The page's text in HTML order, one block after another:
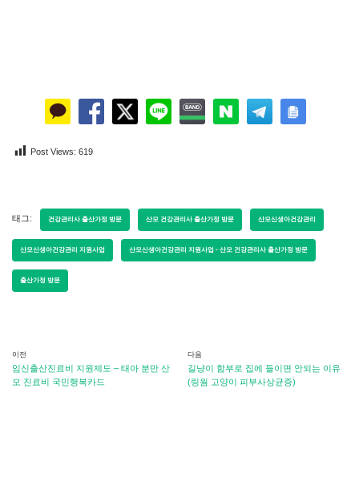
Post Views: 619
태그: 건강관리사 출산가정 방문 산모 건강관리사 출산가정 방문 산모신생아건강관리
산모신생아건강관리 지원사업 산모신생아건강관리 지원사업 - 산모 건강관리사 출산가정 방문
출산가정 방문
이전
임신출산진료비 지원제도 – 태아 분만 산
모 진료비 국민행복카드
다음
길냥이 함부로 집에 들이면 안되는 이유
(링웜 고양이 피부사상균증)